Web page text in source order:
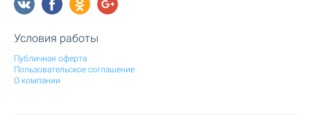
Условия работы
Публичная оферта
Пользовательское соглашение
О компании